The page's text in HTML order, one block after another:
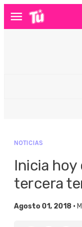
Menú
NOTICIAS
Inicia hoy
tercera
Agosto 01, 2018 •